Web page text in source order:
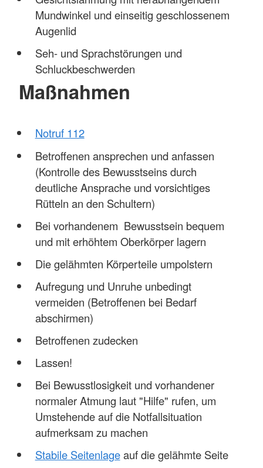
Mundwinkel und einseitig geschlossenem
Augenlid
Seh- und Sprachstörungen und
Schluckbeschwerden
Maßnahmen
Notruf 112
Betroffenen ansprechen und anfassen
(Kontrolle des Bewusstseins durch
deutliche Ansprache und vorsichtiges
Rütteln an den Schultern)
Bei vorhandenem Bewusstsein bequem
und mit erhöhtem Oberkörper lagern
Die gelähmten Körperteile umpolstern
Aufregung und Unruhe unbedingt
vermeiden (Betroffenen bei Bedarf
abschirmen)
Betroffenen zudecken
Lassen!
Bei Bewusstlosigkeit und vorhandener
normaler Atmung laut "Hilfe" rufen, um
Umstehende auf die Notfallsituation
aufmerksam zu machen
Stabile Seitenlageauf die gelähmte Seite